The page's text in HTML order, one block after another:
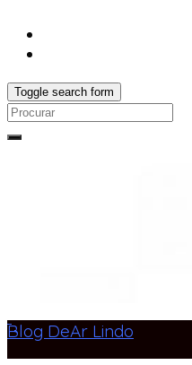
Toggle search form
Search
Blog DeAr Lindo